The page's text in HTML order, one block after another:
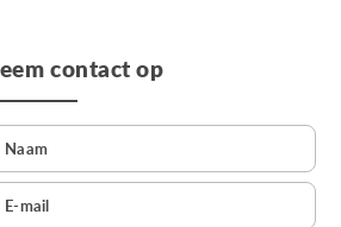
contact op